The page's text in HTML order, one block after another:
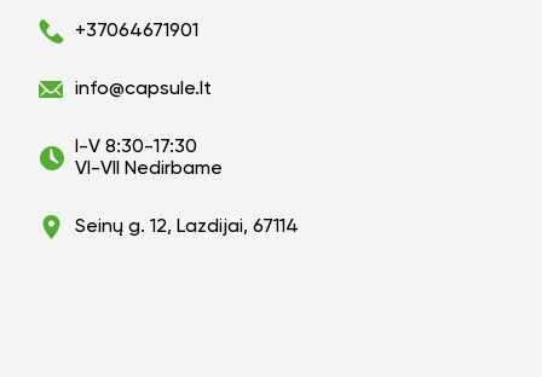
+37064671901
info@capsule.lt
I-V 8:30-17:30
VI-VII Nedirbame
Seinų g. 12, Lazdijai, 67114